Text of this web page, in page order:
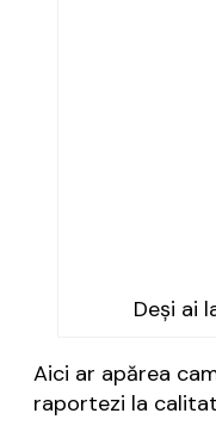
Deși ai
Aici ar apărea
raportezi la